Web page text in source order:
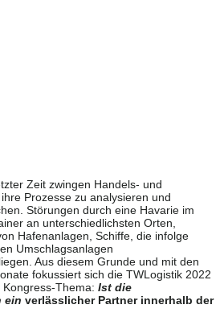
Zeit zwingen Handels- und
Prozesse zu analysieren und
Störungen durch eine Havarie im
an unterschiedlichsten Orten,
Hafenanlagen, Schiffe, die infolge
Umschlagsanlagen
Aus diesem Grunde und mit den
fokussiert sich die TWLogistik 2022
Thema: Ist die
ein verlässlicher Partner innerhalb der